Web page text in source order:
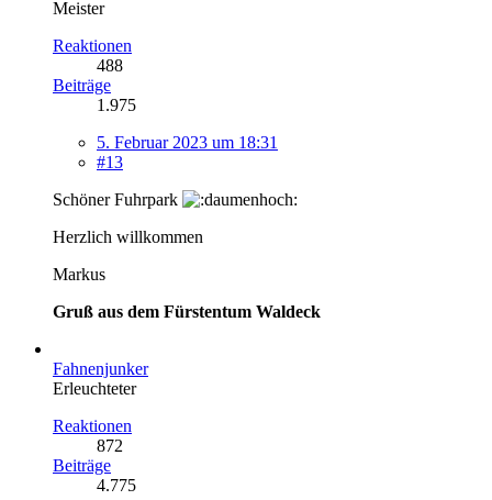
Meister
Reaktionen
488
Beiträge
1.975
5. Februar 2023 um 18:31
#13
Schöner Fuhrpark
Herzlich willkommen
Markus
Gruß aus dem Fürstentum Waldeck
Fahnenjunker
Erleuchteter
Reaktionen
872
Beiträge
4.775